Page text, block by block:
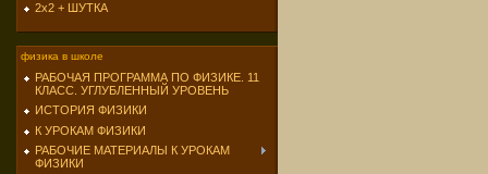
2х2 + ШУТКА
физика в школе
РАБОЧАЯ ПРОГРАММА ПО ФИЗИКЕ. 11
КЛАСС. УГЛУБЛЕННЫЙ УРОВЕНЬ
ИСТОРИЯ ФИЗИКИ
К УРОКАМ ФИЗИКИ
РАБОЧИЕ МАТЕРИАЛЫ К УРОКАМ
ФИЗИКИ